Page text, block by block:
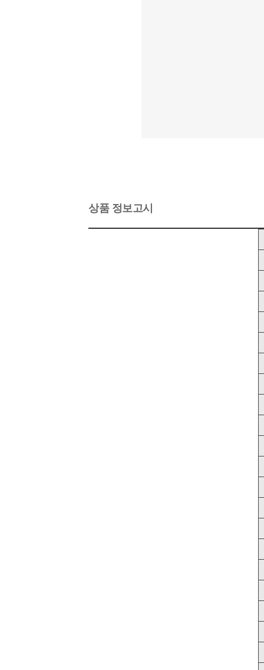
상품 정보고시